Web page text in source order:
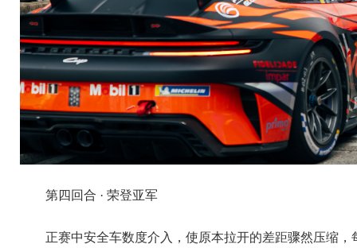
第四回合 · 荣登亚军
正赛中安全车数度介入，使原本拉开的差距骤然压缩